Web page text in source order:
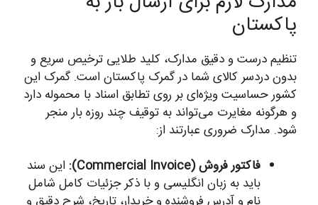
پاکستان
تنظیم درست و دقیق مدارک، کلید طلایی ترخیص سریع و
بدون دردسر کالای شما در گمرک پاکستان است. گمرک این
کشور حساسیت ویژه‌ای بر روی تطابق اسناد با محموله دارد
و هرگونه مغایرت می‌تواند به توقیف چند روزه بار منجر
شود. مدارک ضروری عبارتند از:
فاکتور فروش (Commercial Invoice):
این سند
باید به زبان انگلیسی و با ذکر جزئیات کامل شامل